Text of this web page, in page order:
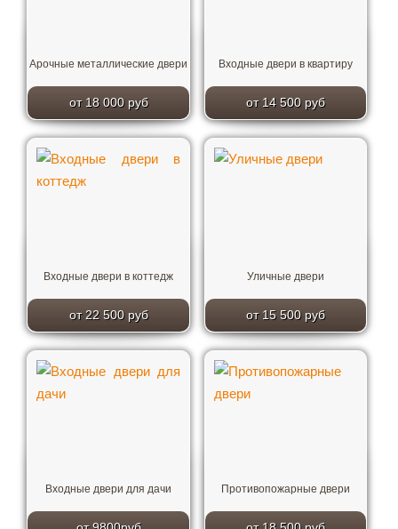
Арочные металлические двери
от 18 000 руб
Входные двери в квартиру
от 14 500 руб
Входные двери в коттедж
от 22 500 руб
Уличные двери
от 15 500 руб
Входные двери для дачи Противопожарные двери